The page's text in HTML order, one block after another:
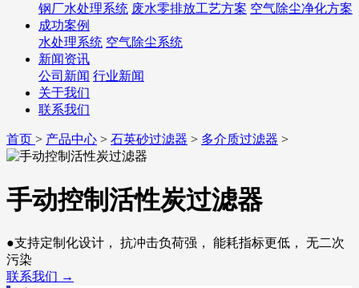
钢厂水处理系统 废水零排放工艺方案 空气除尘净化方案
成功案例
水处理系统 空气除尘系统
新闻资讯
公司新闻 行业新闻
关于我们
联系我们
首页 > 产品中心 > 石英砂过滤器 > 多介质过滤器 >
手动控制活性炭过滤器
●支持定制化设计， 抗冲击负荷强， 能耗指标更低， 无二次
污染
联系我们 →